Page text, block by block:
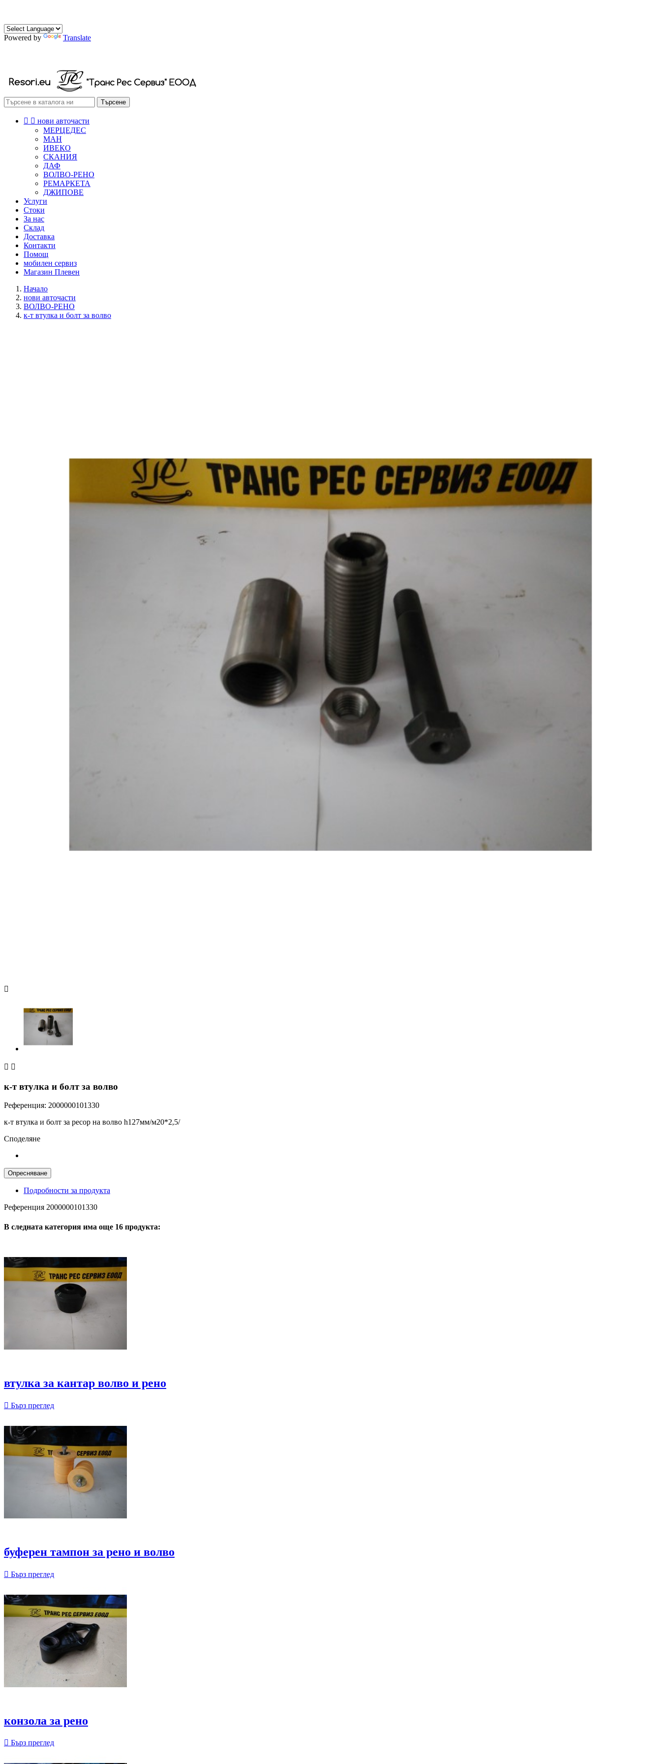
Powered by
Translate
Търсене
  нови авточасти
МЕРЦЕДЕС
МАН
ИВЕКО
СКАНИЯ
ДАФ
ВОЛВО-РЕНО
РЕМАРКЕТА
ДЖИПОВЕ
Услуги
Стоки
За нас
Склад
Доставка
Контакти
Помощ
мобилен сервиз
Магазин Плевен
Начало
нови авточасти
ВОЛВО-РЕНО
к-т втулка и болт за волво

 
к-т втулка и болт за волво
Референция: 2000000101330
к-т втулка и болт за ресор на волво h127мм/м20*2,5/
Споделяне
Подробности за продукта
Референция 2000000101330
В следната категория има още 16 продукта:
втулка за кантар волво и рено
 Бърз преглед
буферен тампон за рено и волво
 Бърз преглед
конзола за рено
 Бърз преглед